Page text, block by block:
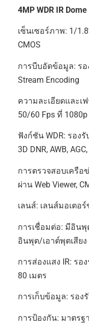
4MP WDR IR
เซ็นเซอร์ภาพ: 1/
CMOS
การบีบอัดข้อมูล: รอ
Stream Encoding
ความละเอียดและเ
50/60 Fps ที่
ฟังก์ชัน WDR: รองรั
3D DNR, AWB,
การตรวจสอบเครือ
ผ่าน Web Viewer,
เลนส์: เลนส์มอเตอ
การเชื่อมต่อ: มีอินพุ
อินพุต/เอาต์พุตเสียง
การส่องแสง IR: รอ
80 เมตร
การเก็บข้อมูล: รอง
การป้องกัน: มาตรฐ